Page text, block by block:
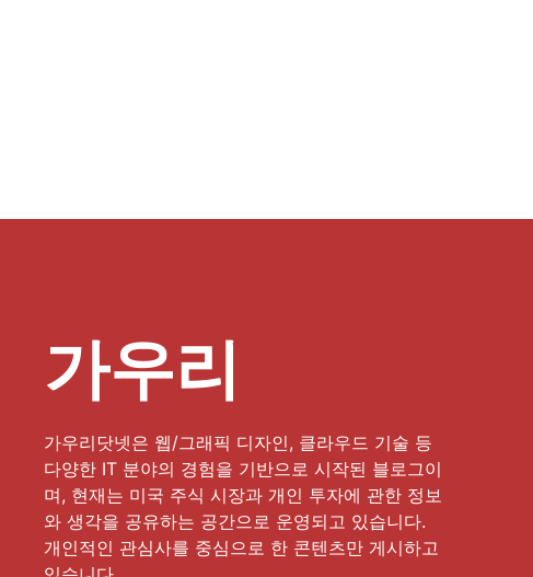
가우리
가우리닷넷은 웹/그래픽 디자인, 클라우드 기술 등
다양한 IT 분야의 경험을 기반으로 시작된 블로그이
며, 현재는 미국 주식 시장과 개인 투자에 관한 정보
와 생각을 공유하는 공간으로 운영되고 있습니다.
개인적인 관심사를 중심으로 한 콘텐츠만 게시하고